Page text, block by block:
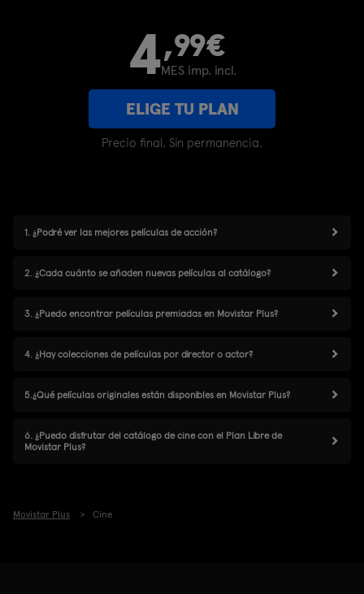
4,99€
MES imp. incl.
ELIGE TU PLAN
Precio final. Sin permanencia.
1. ¿Podré ver las mejores películas de acción?
2. ¿Cada cuánto se añaden nuevas películas al catálogo?
3. ¿Puedo encontrar películas premiadas en Movistar Plus?
4. ¿Hay colecciones de películas por director o actor?
5.¿Qué películas originales están disponibles en Movistar Plus?
6. ¿Puedo disfrutar del catálogo de cine con el Plan Libre de
Movistar Plus?
Movistar Plus Cine